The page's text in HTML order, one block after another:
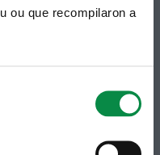
ou que recompilaron a